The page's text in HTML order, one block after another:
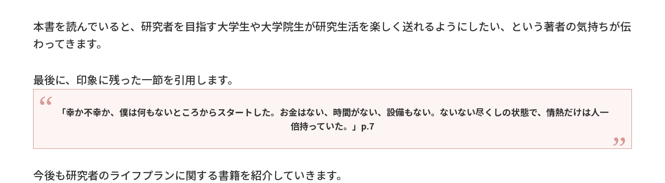
本書を読んでいると、研究者を目指す大学生や大学院生が研究生活を楽しく送れるようにしたい、という著者の気持ちが伝
わってきます。
最後に、印象に残った一節を引用します。
「幸か不幸か、僕は何もないところからスタートした。お金はない、時間がない、設備もない。ないない尽くしの状態で、情熱だけは人一
倍持っていた。」p.7
今後も研究者のライフプランに関する書籍を紹介していきます。